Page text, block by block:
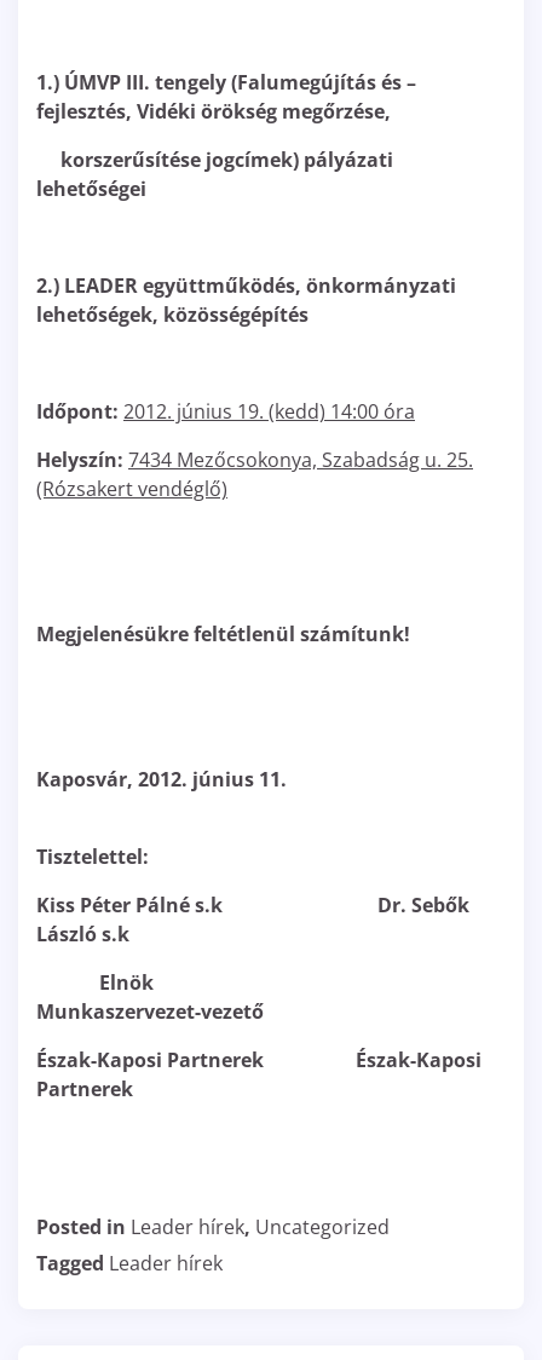
1.) ÚMVP III. tengely (Falumegújítás és –
fejlesztés, Vidéki örökség megőrzése,
korszerűsítése jogcímek) pályázati
lehetőségei
2.) LEADER együttműködés, önkormányzati
lehetőségek, közösségépítés
Időpont: 2012. június 19. (kedd) 14:00 óra
Helyszín: 7434 Mezőcsokonya, Szabadság u. 25.
(Rózsakert vendéglő)
Megjelenésükre feltétlenül számítunk!
Kaposvár, 2012. június 11.
Tisztelettel:
Kiss Péter Pálné s.k Dr. Sebők
László s.k
Elnök
Munkaszervezet-vezető
Észak-Kaposi Partnerek Észak-Kaposi
Partnerek
Posted in Leader hírek, Uncategorized
Tagged Leader hírek